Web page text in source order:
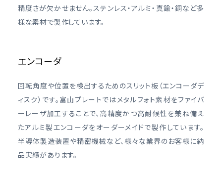
精度さが欠かせません。ステンレス・アルミ・真鍮・銅など多
様な素材で製作しています。
エンコーダ
回転角度や位置を検出するためのスリット板（エンコーダデ
ィスク）です。富山プレートではメタルフォト素材をファイバ
ーレーザ加工することで、高精度かつ高耐候性を兼ね備え
たアルミ製エンコーダをオーダーメイドで製作しています。
半導体製造装置や精密機械など、様々な業界のお客様に納
品実績があります。